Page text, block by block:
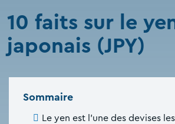
10 faits sur le
japonais (JPY)
Sommaire
Le yen est l'une des devises